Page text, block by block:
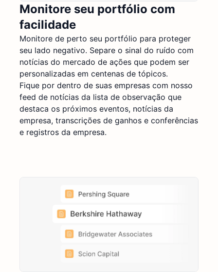
Monitore seu portfólio com
facilidade
Monitore de perto seu portfólio para proteger
seu lado negativo. Separe o sinal do ruído com
notícias do mercado de ações que podem ser
personalizadas em centenas de tópicos.
Fique por dentro de suas empresas com nosso
feed de notícias da lista de observação que
destaca os próximos eventos, notícias da
empresa, transcrições de ganhos e conferências
e registros da empresa.